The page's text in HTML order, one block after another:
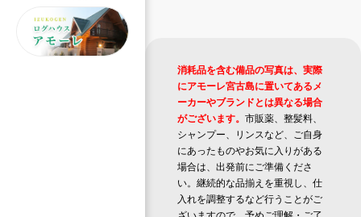
消耗品を含む備品の写真は、実際
にアモーレ宮古島に置いてあるメ
ーカーやブランドとは異なる場合
がございます。 市販薬、整髪料、
シャンプー、リンスなど、ご自身
にあったものやお気に入りがある
場合は、出発前にご準備くださ
い。継続的な品揃えを重視し、仕
入れを調整するなど行うことがご